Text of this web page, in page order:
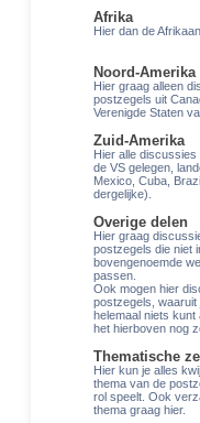
Afrika
Hier dan de
Noord-Amerika
Hier graag alleen
postzegels uit
Verenigde Staten
Zuid-Amerika
Hier alle
de VS gelegen,
Mexico, Cuba,
dergelijke).
Overige delen
Hier graag
postzegels die niet
bovengenoemde
passen.
Ook mogen hier
postzegels, waaruit
helemaal niets kunt
het hierboven nog
Thematische
Hier kun je alles
thema van de
rol speelt. Ook
thema graag hier.